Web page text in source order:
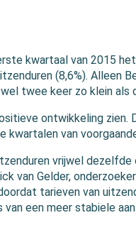
kwartaal van 2015
(8,6%). Alleen
twee keer zo klein als
ontwikkeling zien.
van
vrijwel dezelfde
van Gelder,
tarieven van
een meer stabiele